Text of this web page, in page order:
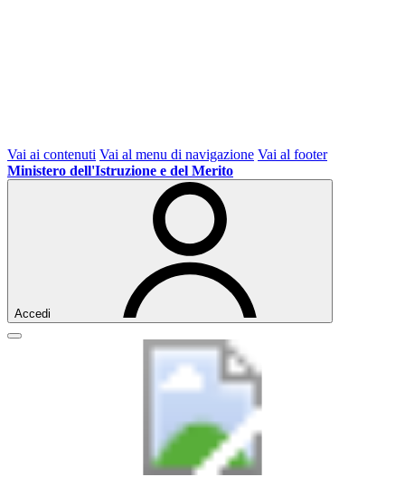
Vai ai contenuti Vai al menu di navigazione Vai al footer
Ministero dell'Istruzione e del Merito
Accedi